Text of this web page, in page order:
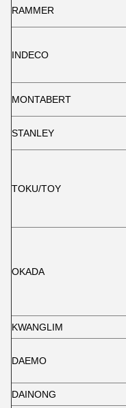
RAMMER
INDECO
MONTABERT
STANLEY
TOKU/TOY
OKADA
KWANGLIM
DAEMO
DAINONG